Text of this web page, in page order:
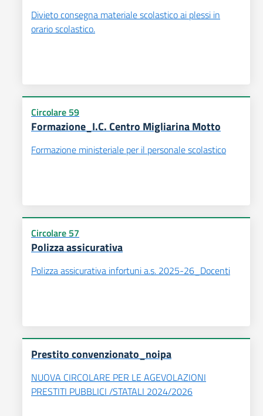
Divieto consegna materiale scolastico ai plessi in
orario scolastico.
Circolare 59
Formazione_I.C. Centro Migliarina Motto
Formazione ministeriale per il personale scolastico
Circolare 57
Polizza assicurativa
Polizza assicurativa infortuni a.s. 2025-26_Docenti
Prestito convenzionato_noipa
NUOVA CIRCOLARE PER LE AGEVOLAZIONI
PRESTITI PUBBLICI /STATALI 2024/2026